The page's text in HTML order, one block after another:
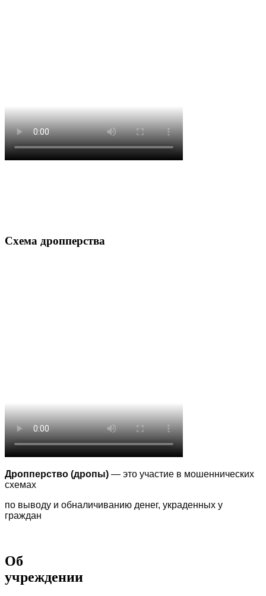
Схема дропперства
Дропперство (дропы) — это участие в мошеннических
схемах
по выводу и обналичиванию денег, украденных у
граждан
Об
учреждении